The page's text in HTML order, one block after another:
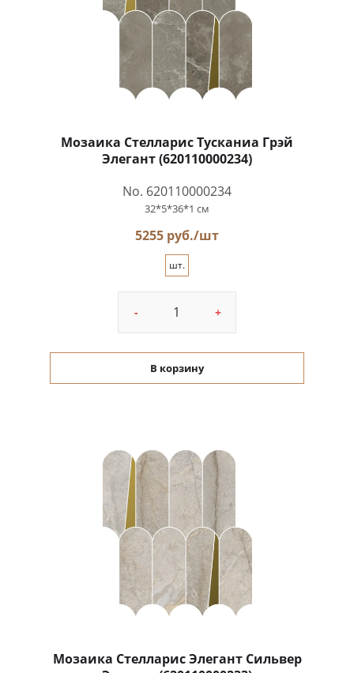
Мозаика Стелларис Тусканиа Грэй
Элегант (620110000234)
No. 620110000234
32*5*36*1 см
5255 руб./шт
шт.
- +
В корзину
Мозаика Стелларис Элегант Сильвер